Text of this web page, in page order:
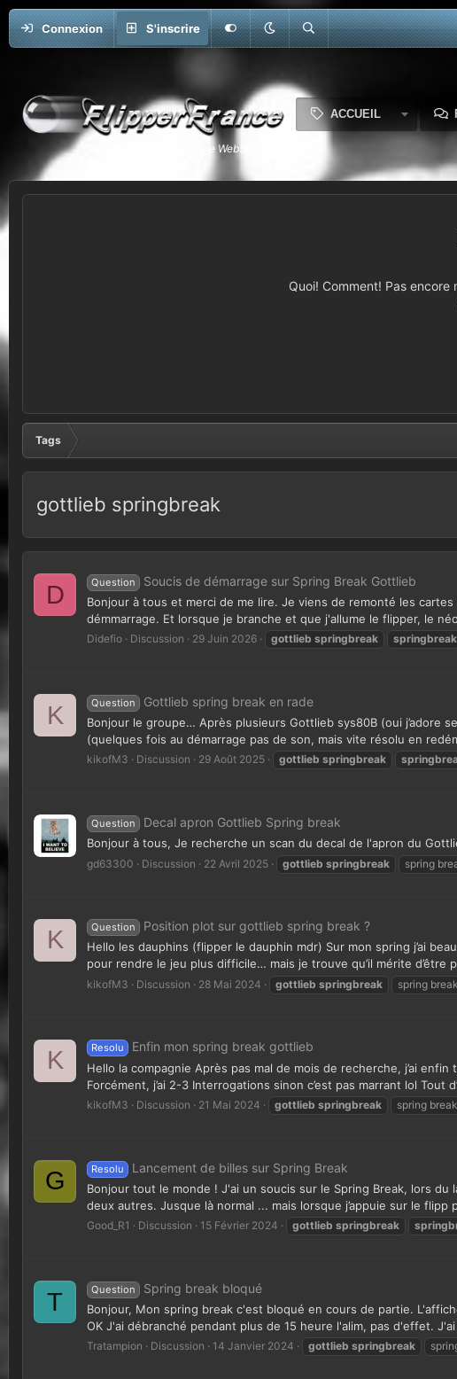
Connexion S'inscrire
ACCUEIL
Quoi! Comment! Pas
Tags
gottlieb springbreak
D Question Soucis de démarrage sur Spring Break Gottlieb
Bonjour à tous et merci de me lire. Je viens de remonté les
démmarrage. Et lorsque je branche et que j'allume le flipper, le
Didefio Discussion 29 Juin 2026 gottlieb springbreak springbreak
K Question Gottlieb spring break en rade
Bonjour le groupe… Après plusieurs Gottlieb sys80B (oui j’adore
(quelques fois au démarrage pas de son, mais vite résolu en
kikofM3 Discussion 29 Août 2025 gottlieb springbreak
Question Decal apron Gottlieb Spring break
Bonjour à tous, Je recherche un scan du decal de l'apron du
gd63300 Discussion 22 Avril 2025 gottlieb springbreak spring
K Question Position plot sur gottlieb spring break ?
Hello les dauphins (flipper le dauphin mdr) Sur mon spring j’ai
pour rendre le jeu plus difficile… mais je trouve qu’il mérite d’être
kikofM3 Discussion 28 Mai 2024 gottlieb springbreak spring break
K Resolu Enfin mon spring break gottlieb
Hello la compagnie Après pas mal de mois de recherche, j’ai
Forcément, j’ai 2-3 Interrogations sinon c’est pas marrant lol Tout
kikofM3 Discussion 21 Mai 2024 gottlieb springbreak spring break
G Resolu Lancement de billes sur Spring Break
Bonjour tout le monde ! J'ai un soucis sur le Spring Break, lors
deux autres. Jusque là normal ... mais lorsque j’appuie sur le flipp
Good_R1 Discussion 15 Février 2024 gottlieb springbreak
T Question Spring break bloqué
Bonjour, Mon spring break c'est bloqué en cours de partie.
OK J'ai débranché pendant plus de 15 heure l'alim, pas d'effet.
Tratampion Discussion 14 Janvier 2024 gottlieb springbreak